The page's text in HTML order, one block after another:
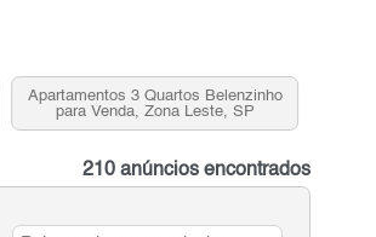
Apartamentos 3 Quartos Belenzinho
para Venda, Zona Leste, SP
210 anúncios encontrados